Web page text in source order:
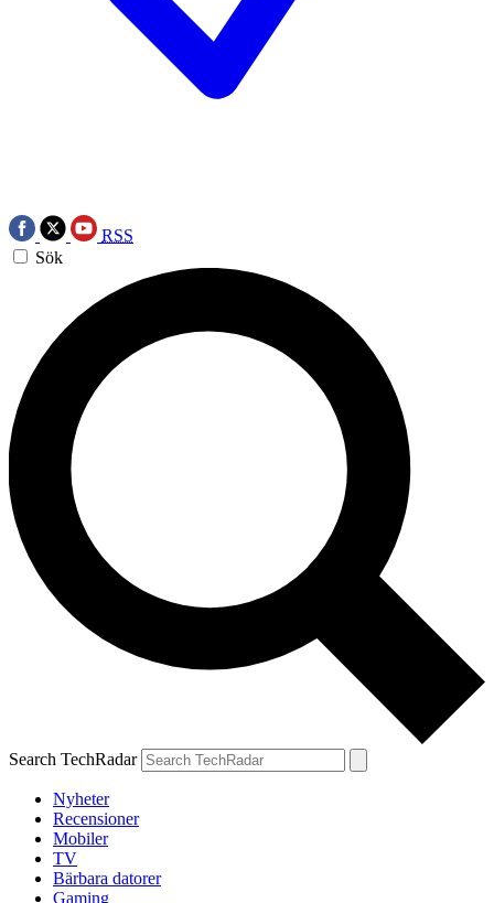
RSS
Sök
Search TechRadar
Nyheter
Recensioner
Mobiler
TV
Bärbara datorer
Gaming